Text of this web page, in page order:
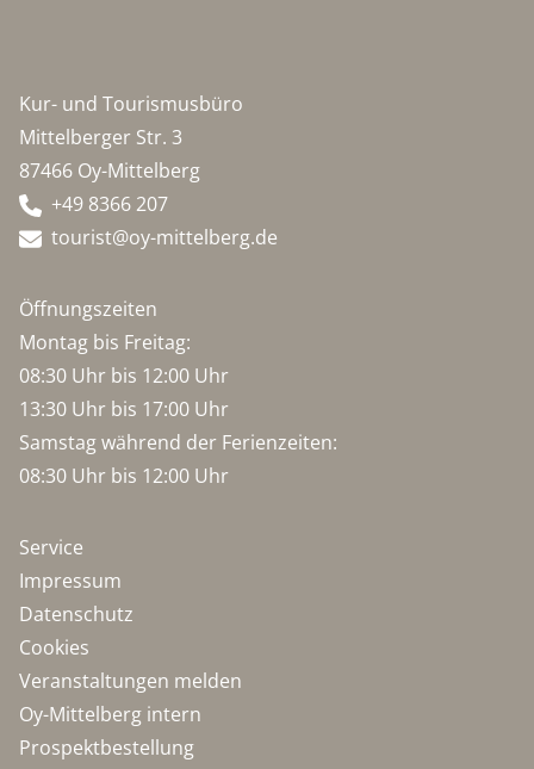
Kur- und Tourismusbüro
Mittelberger Str. 3
87466 Oy-Mittelberg
+49 8366 207
tourist@oy-mittelberg.de
Öffnungszeiten
Montag bis Freitag:
08:30 Uhr bis 12:00 Uhr
13:30 Uhr bis 17:00 Uhr
Samstag während der Ferienzeiten:
08:30 Uhr bis 12:00 Uhr
Service
Impressum
Datenschutz
Cookies
Veranstaltungen melden
Oy-Mittelberg intern
Prospektbestellung